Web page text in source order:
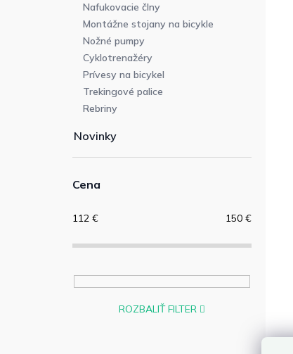
Nafukovacie člny
Montážne stojany na bicykle
Nožné pumpy
Cyklotrenažéry
Prívesy na bicykel
Trekingové palice
Rebriny
Novinky
Cena
112 € 150 €
ROZBALIŤ FILTER